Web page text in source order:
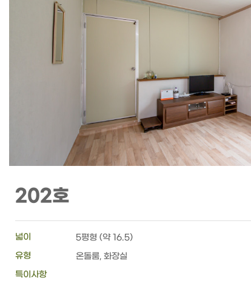
202호
넓이
5평형 (약 16.5)
유형
온돌룸, 화장실
특이사항